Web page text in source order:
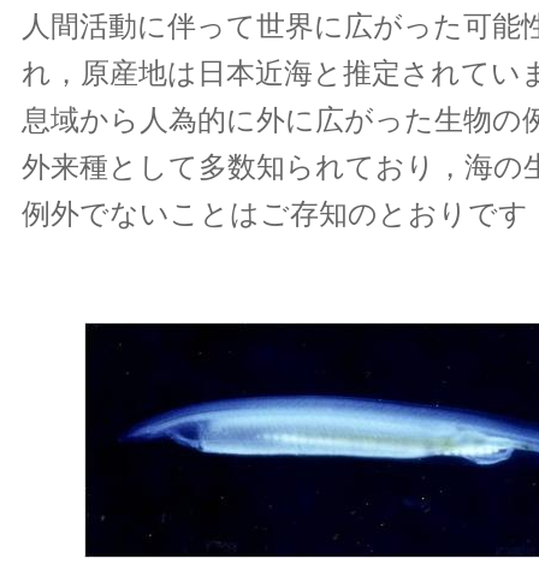
人間活動に伴って世界に広がった可能
れ，原産地は日本近海と推定されてい
息域から人為的に外に広がった生物の
外来種として多数知られており，海の
例外でないことはご存知のとおりです